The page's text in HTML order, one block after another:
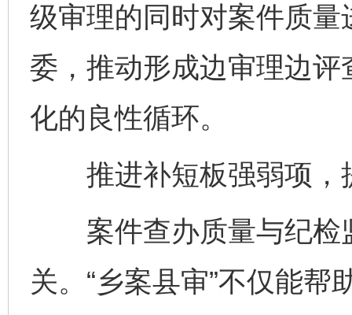
级审理的同时对案件质
委，推动形成边审理边
化的良性循环。
推进补短板强弱项，
案件查办质量与纪检
关。“乡案县审”不仅能